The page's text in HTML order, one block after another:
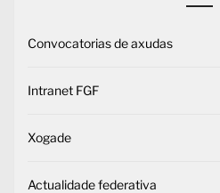
Convocatorias de axudas
Intranet FGF
Xogade
Actualidade federativa